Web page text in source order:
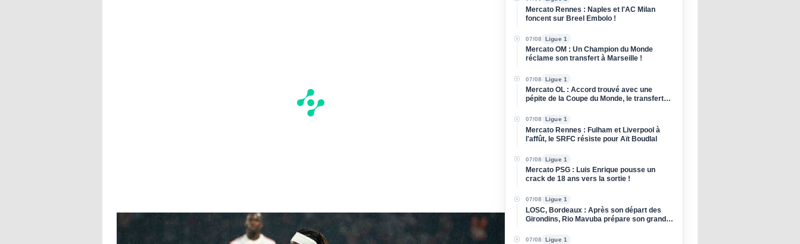
Mercato Rennes : Naples et l'AC Milan
foncent sur Breel Embolo !
07/08 Ligue 1
Mercato OM : Un Champion du Monde
réclame son transfert à Marseille !
07/08 Ligue 1
Mercato OL : Accord trouvé avec une
pépite de la Coupe du Monde, le transfert
07/08 Ligue 1
Mercato Rennes : Fulham et Liverpool à
l'affût, le SRFC résiste pour Aït Boudlal
07/08 Ligue 1
Mercato PSG : Luis Enrique pousse un
crack de 18 ans vers la sortie !
07/08 Ligue 1
LOSC, Bordeaux : Après son départ des
Girondins, Rio Mavuba prépare son grand
07/08 Ligue 1